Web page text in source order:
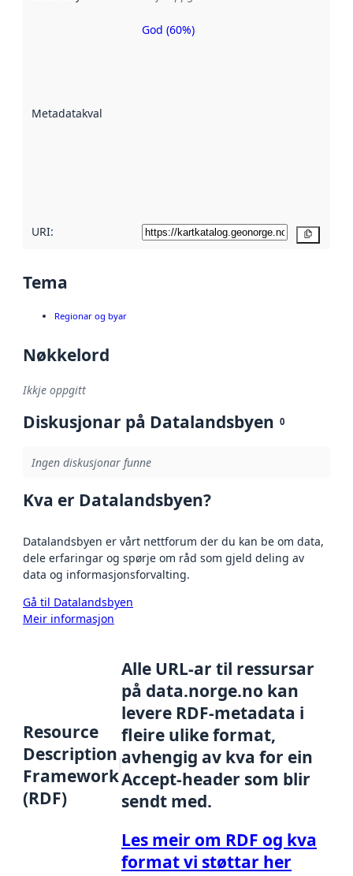
Metadatakvalitet
Metadatakvalitet
God (60%)
URI:
Tema
Regionar og byar
Nøkkelord
Ikkje oppgitt
Diskusjonar på Datalandsbyen 0
Ingen diskusjonar funne
Kva er Datalandsbyen?
Datalandsbyen er vårt nettforum der du kan be om data,
dele erfaringar og spørje om råd som gjeld deling av
data og informasjonsforvalting.
Gå til Datalandsbyen
Meir informasjon
Resource
Description
Framework
(RDF)
Alle URL-ar til ressursar
på data.norge.no kan
levere RDF-metadata i
fleire ulike format,
avhengig av kva for ein
Accept-header som blir
sendt med.
Les meir om RDF og kva
format vi støttar her